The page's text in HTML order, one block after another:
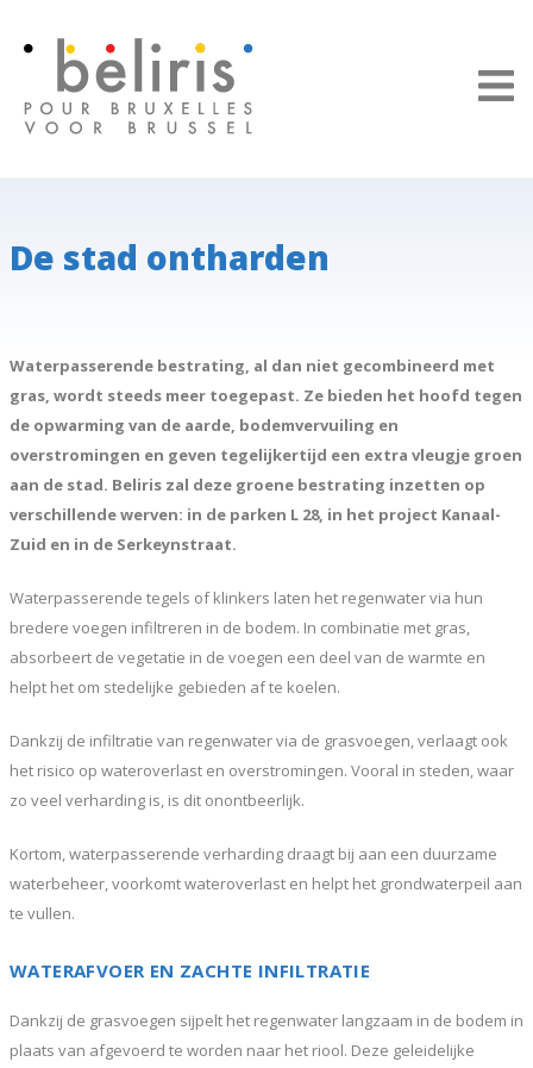
De stad ontharden
Waterpasserende bestrating, al dan niet gecombineerd met
gras, wordt steeds meer toegepast. Ze bieden het hoofd tegen
de opwarming van de aarde, bodemvervuiling en
overstromingen en geven tegelijkertijd een extra vleugje groen
aan de stad. Beliris zal deze groene bestrating inzetten op
verschillende werven: in de parken L 28, in het project Kanaal-
Zuid en in de Serkeynstraat.
Waterpasserende tegels of klinkers laten het regenwater via hun
bredere voegen infiltreren in de bodem. In combinatie met gras,
absorbeert de vegetatie in de voegen een deel van de warmte en
helpt het om stedelijke gebieden af te koelen.
Dankzij de infiltratie van regenwater via de grasvoegen, verlaagt ook
het risico op wateroverlast en overstromingen. Vooral in steden, waar
zo veel verharding is, is dit onontbeerlijk.
Kortom, waterpasserende verharding draagt bij aan een duurzame
waterbeheer, voorkomt wateroverlast en helpt het grondwaterpeil aan
te vullen.
WATERAFVOER EN ZACHTE INFILTRATIE
Dankzij de grasvoegen sijpelt het regenwater langzaam in de bodem in
plaats van afgevoerd te worden naar het riool. Deze geleidelijke